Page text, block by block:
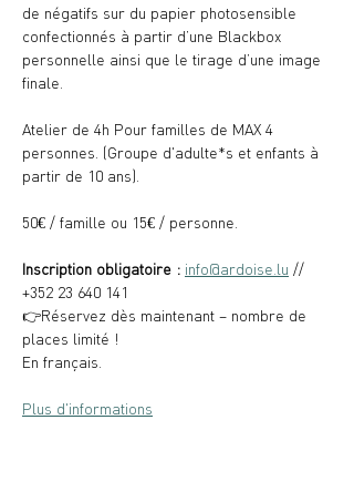
de négatifs sur du papier photosensible
confectionnés à partir d’une Blackbox
personnelle ainsi que le tirage d’une image
finale.
Atelier de 4h Pour familles de MAX 4
personnes. (Groupe d'adulte*s et enfants à
partir de 10 ans).
50€ / famille ou 15€ / personne.
Inscription obligatoire : info@ardoise.lu //
+352 23 640 141
👉Réservez dès maintenant – nombre de
places limité !
En français.
Plus d'informations